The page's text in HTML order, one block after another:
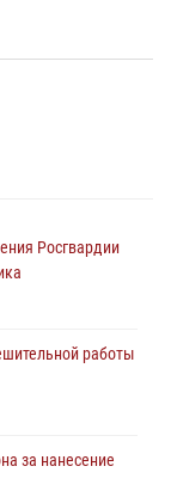
Росгвардии
работы
за нанесение